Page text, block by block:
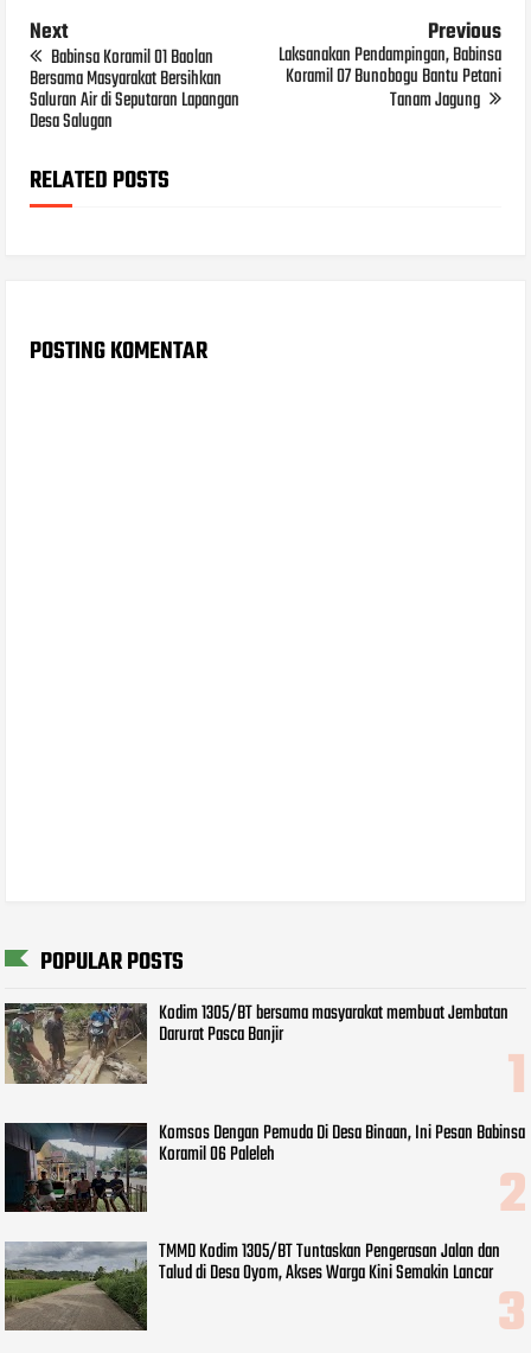
Next
Babinsa Koramil 01 Baolan
Bersama Masyarakat Bersihkan
Saluran Air di Seputaran Lapangan
Desa Salugan
Previous
Laksanakan Pendampingan, Babinsa
Koramil 07 Bunobogu Bantu Petani
Tanam Jagung
RELATED POSTS
POSTING KOMENTAR
POPULAR POSTS
Kodim 1305/BT bersama masyarakat membuat Jembatan
Darurat Pasca Banjir
Komsos Dengan Pemuda Di Desa Binaan, Ini Pesan Babinsa
Koramil 06 Paleleh
TMMD Kodim 1305/BT Tuntaskan Pengerasan Jalan dan
Talud di Desa Oyom, Akses Warga Kini Semakin Lancar